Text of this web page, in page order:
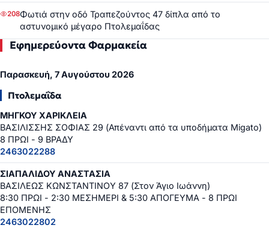
208Φωτιά στην οδό Τραπεζούντος 47 δίπλα από το
αστυνομικό μέγαρο Πτολεμαΐδας
Εφημερεύοντα Φαρμακεία
Παρασκευή, 7 Αυγούστου 2026
Πτολεμαΐδα
ΜΗΓΚΟΥ ΧΑΡΙΚΛΕΙΑ
ΒΑΣΙΛΙΣΣΗΣ ΣΟΦΙΑΣ 29 (Απέναντι από τα υποδήματα Migato)
8 ΠΡΩΙ - 9 ΒΡΑΔΥ
2463022288
ΣΙΑΠΑΛΙΔΟΥ ΑΝΑΣΤΑΣΙΑ
ΒΑΣΙΛΕΩΣ ΚΩΝΣΤΑΝΤΙΝΟΥ 87 (Στον Άγιο Ιωάννη)
8:30 ΠΡΩΙ - 2:30 ΜΕΣΗΜΕΡΙ & 5:30 ΑΠΟΓΕΥΜΑ - 8 ΠΡΩΙ
ΕΠΟΜΕΝΗΣ
2463022802